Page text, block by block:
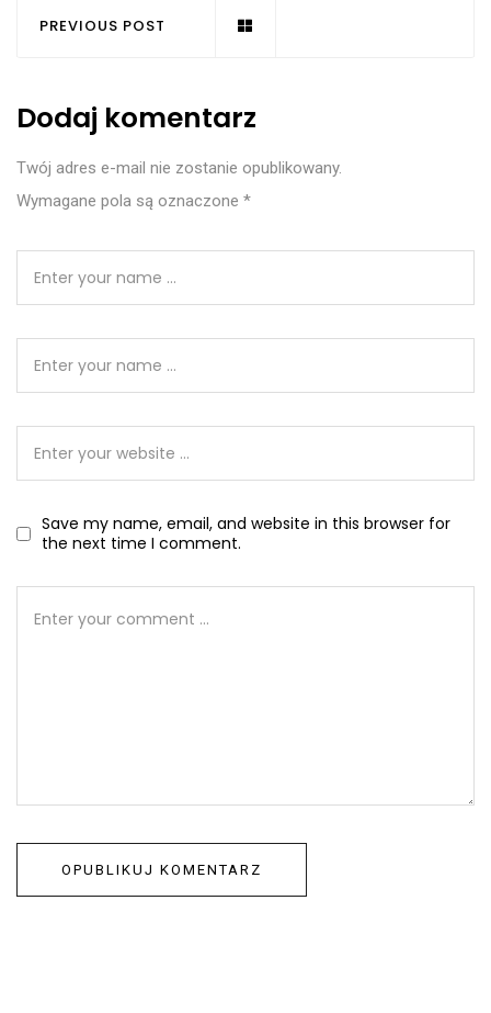
PREVIOUS POST
Dodaj komentarz
Twój adres e-mail nie zostanie opublikowany.
Wymagane pola są oznaczone *
Save my name, email, and website in this browser for
the next time I comment.